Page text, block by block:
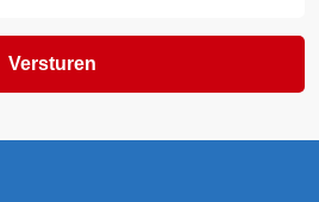
Versturen